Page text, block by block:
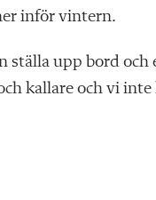
inför vintern.
ställa upp bord
kallare och vi